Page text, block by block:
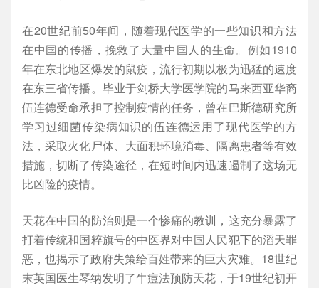
在20世纪前50年间，随着现代医学的一些知识和方法
在中国的传播，挽救了大量中国人的生命。例如1910
年在东北地区爆发的鼠疫，流行初期以极为迅猛的速度
在东三省传播。毕业于剑桥大学医学院的马来西亚华裔
伍连德受命承担了控制疫情的任务，曾在巴斯德研究所
学习过细菌传染病知识的伍连德运用了现代医学的方
法，采取火化尸体、大面积环境消毒、隔离患者等有效
措施，切断了传染途径，在短时间内迅速遏制了这场无
比凶险的疫情。
天花在中国的防治则是一个惨痛的教训，这充分暴露了
打着传统和国粹旗号的中医界对中国人民犯下的滔天罪
恶，也揭示了政府失策给百姓带来的巨大灾难。18世纪
末英国医生琴纳发明了牛痘法预防天花，于19世纪初开